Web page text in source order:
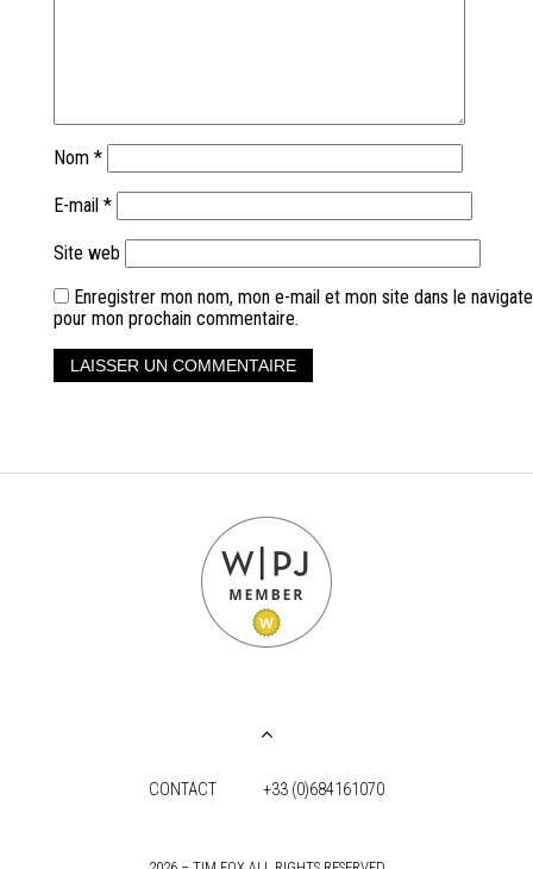
Nom *
E-mail *
Site web
Enregistrer mon nom, mon e-mail et mon site dans le
pour mon prochain commentaire.
CONTACT +33 (0)684161070